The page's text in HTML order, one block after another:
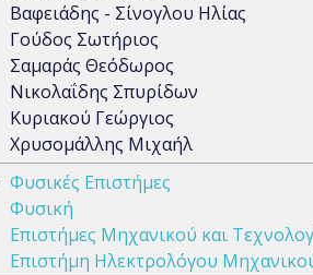
Βαφειάδης - Σίνογλου Ηλίας
Γούδος Σωτήριος
Σαμαράς Θεόδωρος
Νικολαΐδης Σπυρίδων
Κυριακού Γεώργιος
Χρυσομάλλης Μιχαήλ
Φυσικές Επιστήμες
Φυσική
Επιστήμες Μηχανικού και
Επιστήμη Ηλεκτρολόγου